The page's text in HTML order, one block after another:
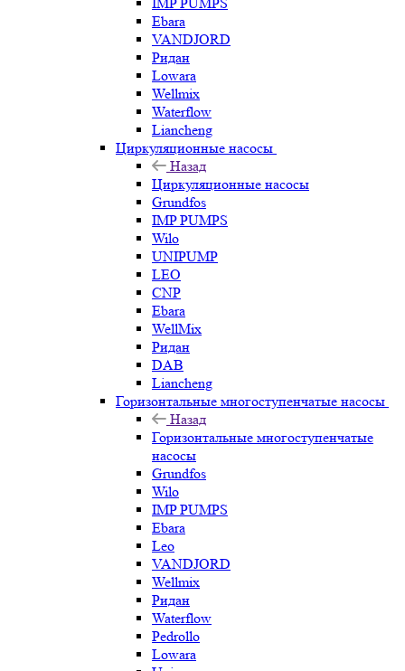
Ebara
VANDJORD
Ридан
Lowara
Wellmix
Waterflow
Liancheng
Циркуляционные насосы
Назад
Циркуляционные насосы
Grundfos
IMP PUMPS
Wilo
UNIPUMP
LEO
CNP
Ebara
WellMix
Ридан
DAB
Liancheng
Горизонтальные многоступенчатые насосы
Назад
Горизонтальные многоступенчатые
насосы
Grundfos
Wilo
IMP PUMPS
Ebara
Leo
VANDJORD
Wellmix
Ридан
Waterflow
Pedrollo
Lowara